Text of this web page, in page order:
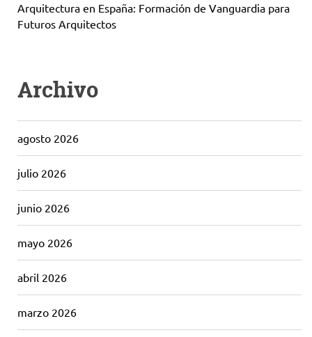
Arquitectura en España: Formación de Vanguardia para
Futuros Arquitectos
Archivo
agosto 2026
julio 2026
junio 2026
mayo 2026
abril 2026
marzo 2026